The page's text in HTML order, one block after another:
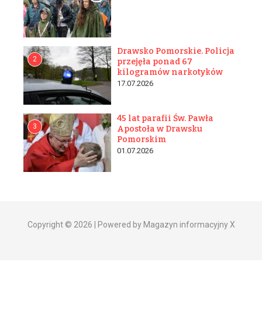
2
Drawsko Pomorskie. Policja
przejęła ponad 67
kilogramów narkotyków
17.07.2026
3
45 lat parafii Św. Pawła
Apostoła w Drawsku
Pomorskim
01.07.2026
Copyright © 2026 | Powered by Magazyn informacyjny X